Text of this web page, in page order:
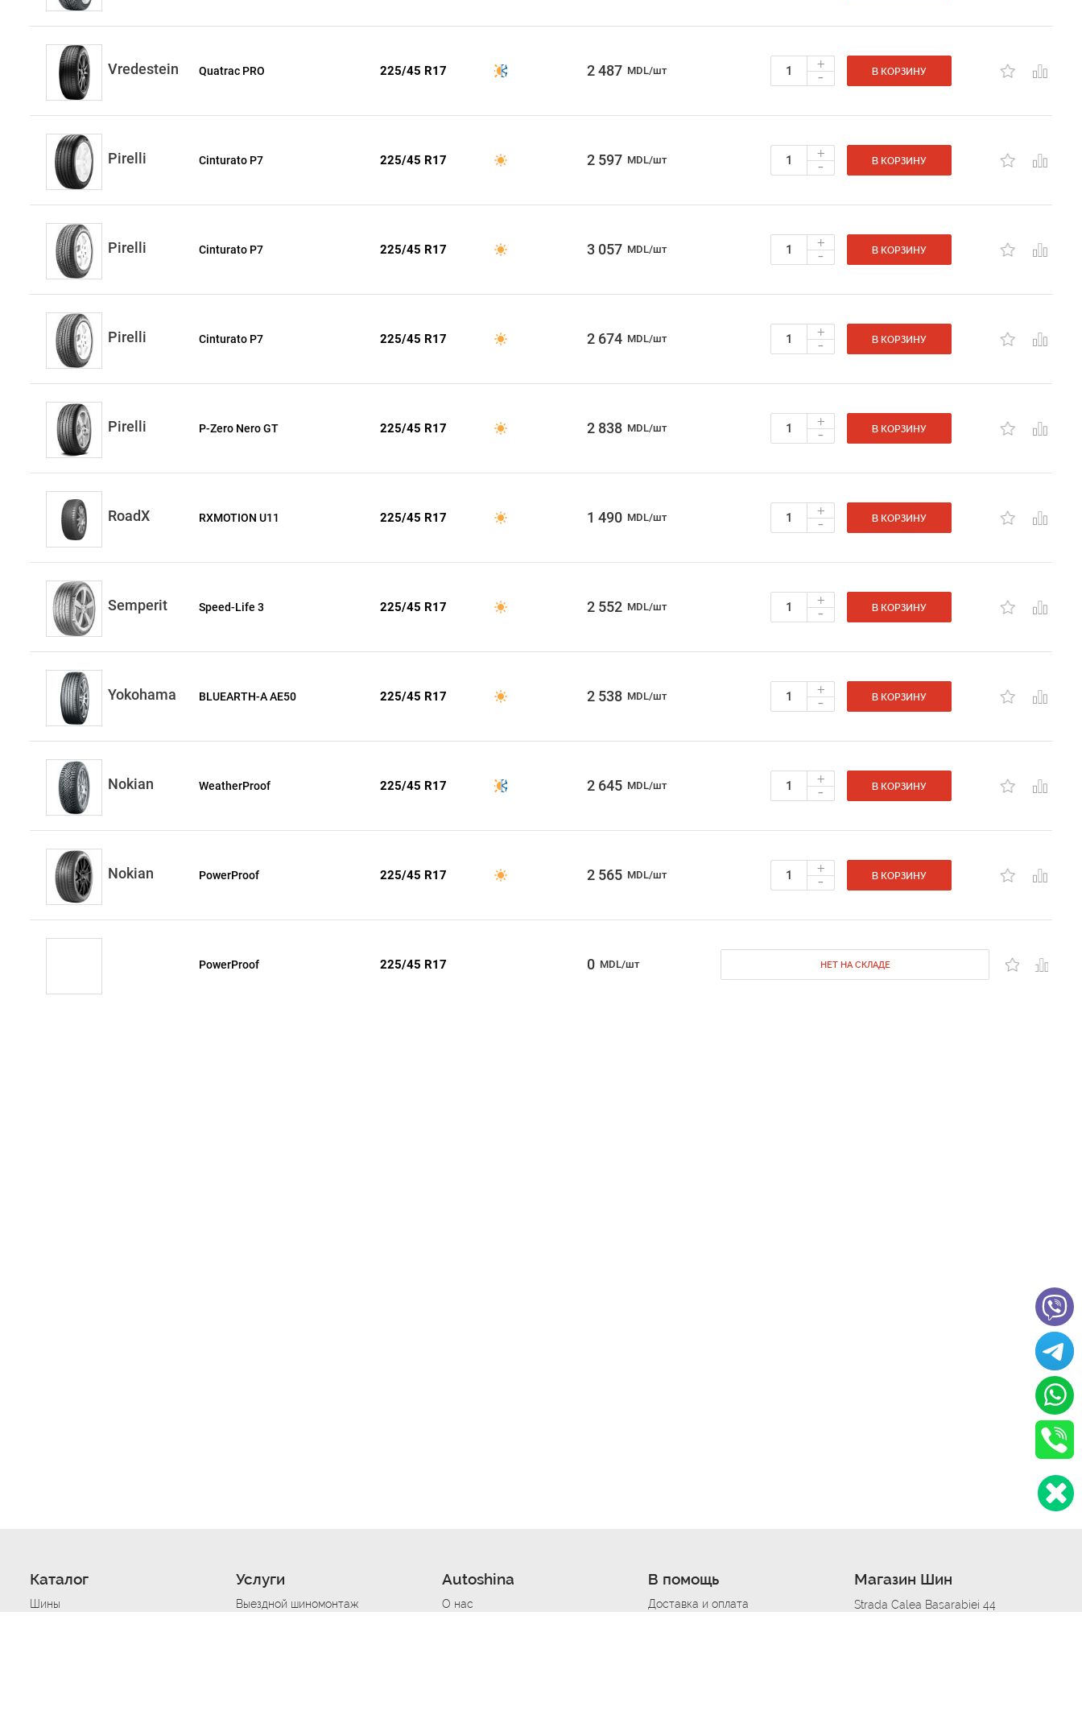
Vredestein Quatrac PRO 225/45 R17 2 487 MDL/шт +
- В КОРЗИНУ
Pirelli Cinturato P7 225/45 R17 2 597 MDL/шт +
- В КОРЗИНУ
Pirelli Cinturato P7 225/45 R17 3 057 MDL/шт +
- В КОРЗИНУ
Pirelli Cinturato P7 225/45 R17 2 674 MDL/шт +
- В КОРЗИНУ
Pirelli P-Zero Nero GT 225/45 R17 2 838 MDL/шт +
- В КОРЗИНУ
RoadX RXMOTION U11 225/45 R17 1 490 MDL/шт +
- В КОРЗИНУ
Semperit Speed-Life 3 225/45 R17 2 552 MDL/шт +
- В КОРЗИНУ
Yokohama BLUEARTH-A AE50 225/45 R17 2 538 MDL/шт +
- В КОРЗИНУ
Nokian WeatherProof 225/45 R17 2 645 MDL/шт +
- В КОРЗИНУ
Nokian PowerProof 225/45 R17 2 565 MDL/шт +
- В КОРЗИНУ
PowerProof 225/45 R17 0 MDL/шт НЕТ НА СКЛАДЕ
Каталог
Шины
Услуги
Выездной шиномонтаж
Autoshina
О нас
В помощь
Доставка и оплата
Магазин Шин
Strada Calea Basarabiei 44